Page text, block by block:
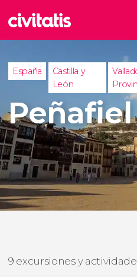
España
Castilla y
León
Peñafiel
9 excursiones y